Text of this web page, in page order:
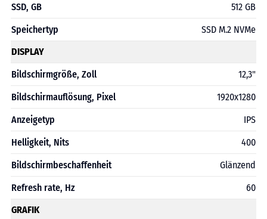
SSD, GB
512 GB
Speichertyp
SSD M.2 NVMe
DISPLAY
Bildschirmgröße, Zoll
12,3"
Bildschirmauflösung, Pixel
1920х1280
Anzeigetyp
IPS
Helligkeit, Nits
400
Bildschirmbeschaffenheit
Glänzend
Refresh rate, Hz
60
GRAFIK